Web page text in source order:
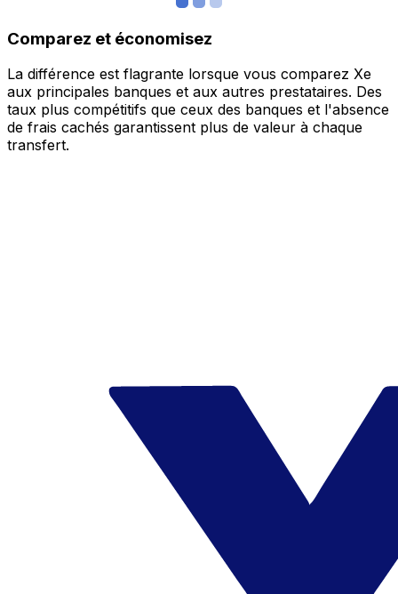
Comparez et économisez
La différence est flagrante lorsque vous comparez Xe
aux principales banques et aux autres prestataires. Des
taux plus compétitifs que ceux des banques et l'absence
de frais cachés garantissent plus de valeur à chaque
transfert.